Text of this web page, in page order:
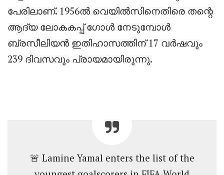
പേരിലാണ്. 1956ൽ വെയിൽസിനെതിരെ തന്റെ
ആദ്യ ലോകകപ്പ് ഗോൾ നേടുമ്പോൾ
ബ്രസീലിയൻ ഇതിഹാസത്തിന് 17 വർഷവും
239 ദിവസവും പ്രായമായിരുന്നു.
🚨 Lamine Yamal enters the list of the